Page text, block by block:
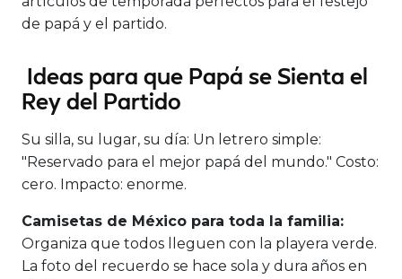
de papá y el partido.
Ideas para que Papá se Sienta el
Rey del Partido
Su silla, su lugar, su día: Un letrero simple:
"Reservado para el mejor papá del mundo." Costo:
cero. Impacto: enorme.
Camisetas de México para toda la familia:
Organiza que todos lleguen con la playera verde.
La foto del recuerdo se hace sola y dura años en